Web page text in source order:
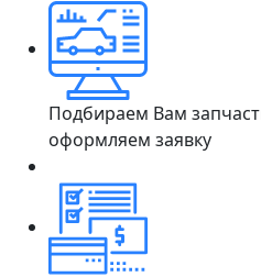
Подбираем Вам
оформляем заявку